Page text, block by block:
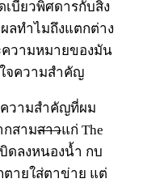
เบี้ยวพิศดารกับสิ่ง
ลทำไมถึงแตกต่าง
ความหมายของมัน
จความสำคัญ
วามสำคัญที่ผม
กสามสาวแก่ The
ดลงหนองน้ำ กบ
ายใส่ตาข่าย แต่